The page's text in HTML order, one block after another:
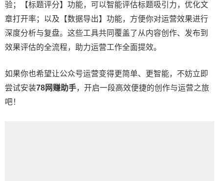
验；【标题评分】功能，可以智能评估标题吸引力，优化文
章打开率；以及【数据导出】功能，方便你对运营效果进行
深度分析与复盘。这些工具共同覆盖了从内容创作、发布到
效果评估的全流程，助力运营工作全面提效。
如果你也希望让公众号运营变得更简单、更智能，不妨立即
尝试安装78网赚助手，开启一段高效便捷的创作与运营之旅
吧！